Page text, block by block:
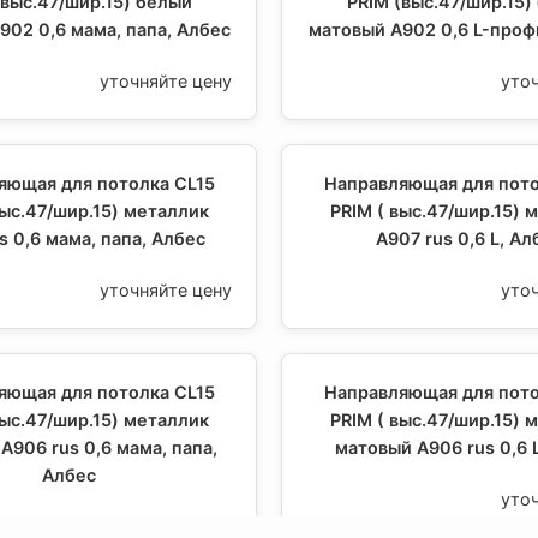
0,6 мама, папа, Албес
уточняйте цену
матовый А902 0,6 L-
для потолка CL15
шир.15) металлик
0,6 мама, папа, Албес
уточняйте цену
Направляющая для
PRIM ( выс.47/шир.15)
А907 rus 0,6 L,
для потолка CL15
шир.15) металлик
rus 0,6 мама, папа,
Албес
Направляющая для
PRIM ( выс.47/шир.15)
матовый А906 rus 0,6